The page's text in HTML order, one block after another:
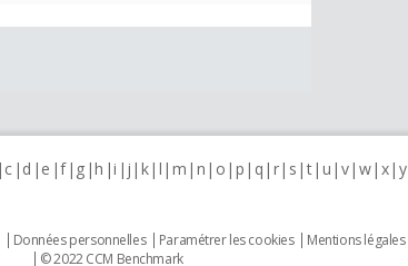
c d e f g h i j k l m n o p q r s t u v w x y
Données personnelles Paramétrer les cookies Mentions légales
© 2022 CCM Benchmark